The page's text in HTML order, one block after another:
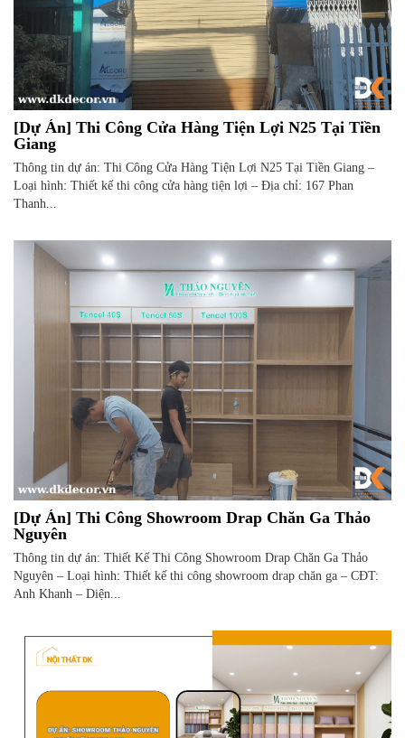
[Dự Án] Thi Công Cửa Hàng Tiện Lợi N25 Tại Tiền
Giang
Thông tin dự án: Thi Công Cửa Hàng Tiện Lợi N25 Tại Tiền Giang –
Loại hình: Thiết kế thi công cửa hàng tiện lợi – Địa chỉ: 167 Phan
Thanh...
[Dự Án] Thi Công Showroom Drap Chăn Ga Thảo
Nguyên
Thông tin dự án: Thiết Kế Thi Công Showroom Drap Chăn Ga Thảo
Nguyên – Loại hình: Thiết kế thi công showroom drap chăn ga – CĐT:
Anh Khanh – Diện...